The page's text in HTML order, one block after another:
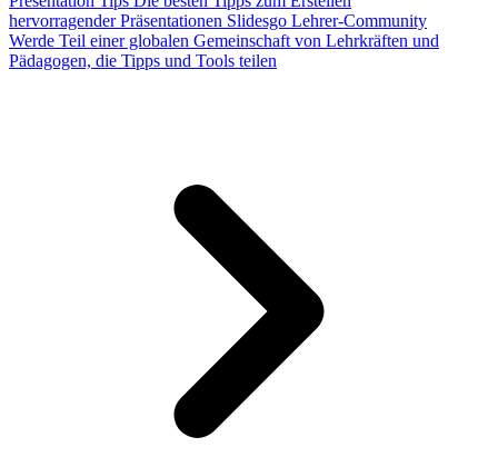
hervorragender Präsentationen Slidesgo Lehrer-Community
Werde Teil einer globalen Gemeinschaft von Lehrkräften und
Pädagogen, die Tipps und Tools teilen